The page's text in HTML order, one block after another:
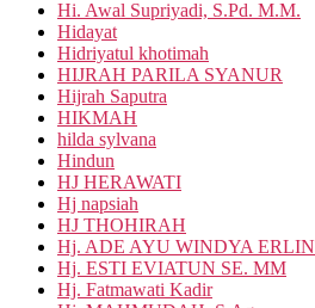
Hi. Awal Supriyadi, S.Pd. M.M.
Hidayat
Hidriyatul khotimah
HIJRAH PARILA SYANUR
Hijrah Saputra
HIKMAH
hilda sylvana
Hindun
HJ HERAWATI
Hj napsiah
HJ THOHIRAH
Hj. ADE AYU WINDYA
Hj. ESTI EVIATUN SE. MM
Hj. Fatmawati Kadir